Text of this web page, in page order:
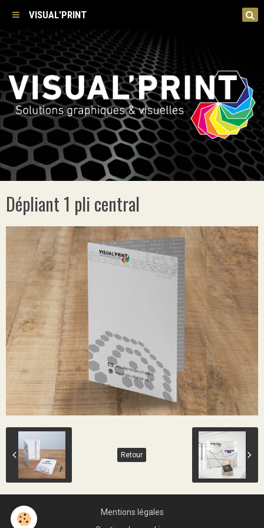
VISUAL'PRINT
Dépliant 1 pli central
Retour
Mentions légales